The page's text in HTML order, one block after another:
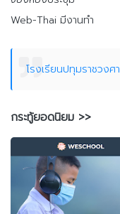
Web-Thai มีงานทำ
โรงเรียนปทุมราชวงศา
กระทู้ยอดนิยม >>